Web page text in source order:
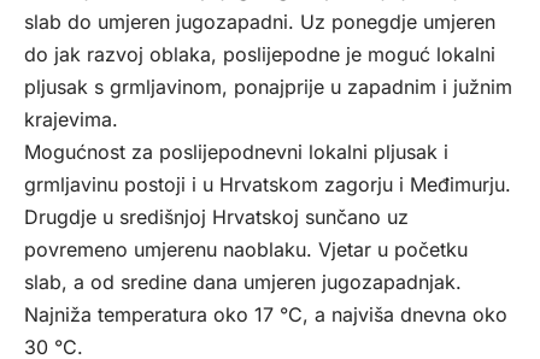
slab do umjeren jugozapadni. Uz ponegdje umjeren
do jak razvoj oblaka, poslijepodne je moguć lokalni
pljusak s grmljavinom, ponajprije u zapadnim i južnim
krajevima.
Mogućnost za poslijepodnevni lokalni pljusak i
grmljavinu postoji i u Hrvatskom zagorju i Međimurju.
Drugdje u središnjoj Hrvatskoj sunčano uz
povremeno umjerenu naoblaku. Vjetar u početku
slab, a od sredine dana umjeren jugozapadnjak.
Najniža temperatura oko 17 °C, a najviša dnevna oko
30 °C.